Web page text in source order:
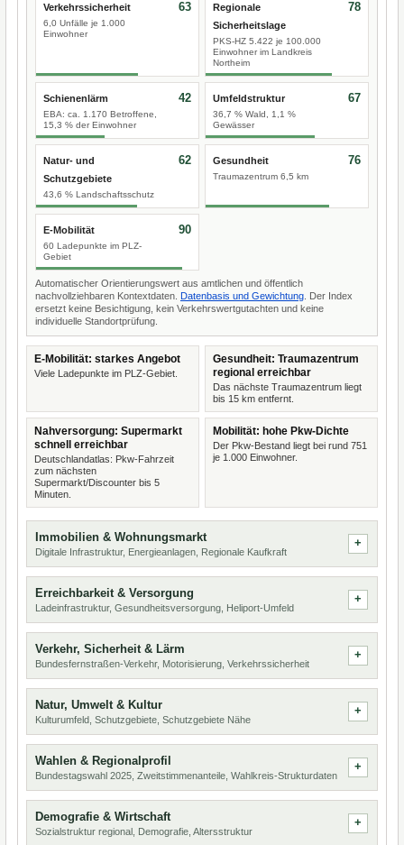
Verkehrssicherheit
6,0 Unfälle je 1.000
Einwohner
63
Regionale
Sicherheitslage
PKS-HZ 5.422 je 100.000
Einwohner im Landkreis
Northeim
78
Schienenlärm
EBA: ca. 1.170 Betroffene,
15,3 % der Einwohner
42 Umfeldstruktur
36,7 % Wald, 1,1 %
Gewässer
67
Natur- und
Schutzgebiete
43,6 % Landschaftsschutz
62 Gesundheit
Traumazentrum 6,5 km
76
E-Mobilität
60 Ladepunkte im PLZ-
Gebiet
90
Automatischer Orientierungswert aus amtlichen und öffentlich
nachvollziehbaren Kontextdaten. Datenbasis und Gewichtung . Der Index
ersetzt keine Besichtigung, kein Verkehrswertgutachten und keine
individuelle Standortprüfung.
E-Mobilität: starkes Angebot
Viele Ladepunkte im PLZ-Gebiet.
Gesundheit: Traumazentrum
regional erreichbar
Das nächste Traumazentrum liegt
bis 15 km entfernt.
Nahversorgung: Supermarkt
schnell erreichbar
Deutschlandatlas: Pkw-Fahrzeit
zum nächsten
Supermarkt/Discounter bis 5
Minuten.
Mobilität: hohe Pkw-Dichte
Der Pkw-Bestand liegt bei rund 751
je 1.000 Einwohner.
Immobilien & Wohnungsmarkt
Digitale Infrastruktur, Energieanlagen, Regionale Kaufkraft
Erreichbarkeit & Versorgung
Ladeinfrastruktur, Gesundheitsversorgung, Heliport-Umfeld
Verkehr, Sicherheit & Lärm
Bundesfernstraßen-Verkehr, Motorisierung, Verkehrssicherheit
Natur, Umwelt & Kultur
Kulturumfeld, Schutzgebiete, Schutzgebiete Nähe
Wahlen & Regionalprofil
Bundestagswahl 2025, Zweitstimmenanteile, Wahlkreis-Strukturdaten
Demografie & Wirtschaft
Sozialstruktur regional, Demografie, Altersstruktur